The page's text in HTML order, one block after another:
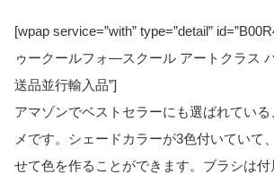
[wpap service=”with” type=”detail”
ゥークールフォ―スクール アートクラス
送品並行輸入品”]
アマゾンでベストセラーにも選ばれてい
メです。シェードカラーが3色付いていて
せて色を作ることができます。ブラシは